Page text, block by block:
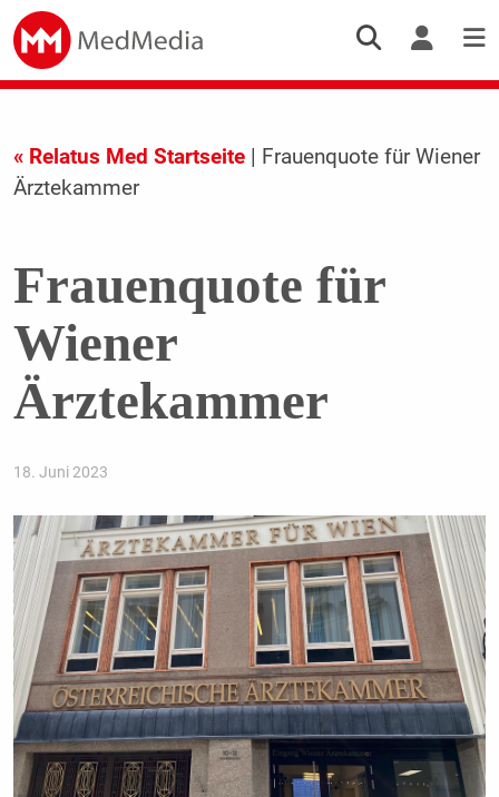
« Relatus Med Startseite| Frauenquote für Wiener
Ärztekammer
Frauenquote für
Wiener
Ärztekammer
18. Juni 2023